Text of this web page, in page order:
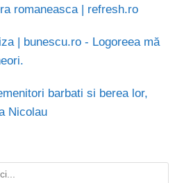
romaneasca | refresh.ro
| bunescu.ro - Logoreea mă
barbati si berea lor,
Nicolau